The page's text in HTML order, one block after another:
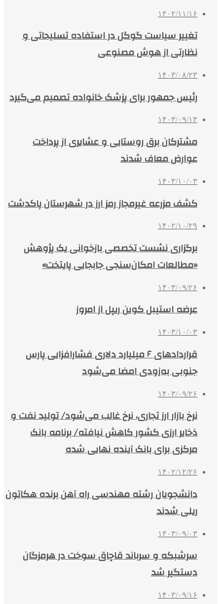
۱۴۰۲/۱۱/۱۶
تغییر سیاست گوگل در استفاده تسلیحاتی و
نظارتی از هوش مصنوعی
۱۴۰۳/۰۸/۲۳
رئیس جمهور برای پزشک خانواده تصمیم می‌گیرد
۱۴۰۳/۰۹/۱۳
مشترکان برق ‏روستایی و عشایری از پرداخت
عوارض معاف شدند
۱۴۰۳/۱۰/۰۳
کشف مزرعه غیرمجاز رمز ارز در شهرستان پاکدشت
۱۴۰۲/۱۰/۲۹
برگزاری نشست تخصصی بازخوانی یک پژوهش
«مطالعات امکان‌سنجی جابجایی پایتخت»
۱۴۰۳/۰۹/۲۶
عرضه استیبل کوین ریپل از امروز
۱۴۰۳/۱۰/۰۳
قراردادهای ۶ میلیارد دلاری فشارافزایی پارس‌
جنوبی به‌زودی امضا می‌شود
۱۴۰۳/۰۹/۲۶
نرخ بازار ارز تجاری، نرخ غالب می‌شود/ تولید نفت و
ذخایر ارزی کشور کاهش نیافته/ برنامه بانک
مرکزی برای بانک آینده نهایی شده
۱۴۰۲/۱۲/۲۶
دانشجویان رشته مهندسی راه آهن برنده هکاتون
ریلی شدند
۱۴۰۳/۰۹/۰۳
سرشبکه و سرباند قاچاق سوخت در هرمزگان
دستگیر شد
۱۴۰۳/۰۹/۱۶